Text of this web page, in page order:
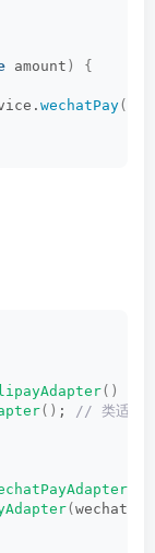
amount )
{
wechatPay(
()
() ;
// 类适配
(